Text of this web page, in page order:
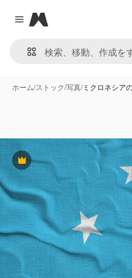
Close menu
Magnific
ホーム/ストック/写真/ミクロネシア
Premium